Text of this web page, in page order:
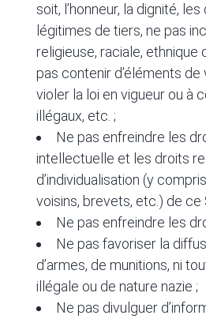
soit, l’honneur, la dignité,
légitimes de tiers, ne pas
religieuse, raciale, ethnique
pas contenir d’éléments de
violer la loi en vigueur ou à
illégaux, etc. ;
Ne pas enfreindre les
intellectuelle et les droits
d’individualisation (y
voisins, brevets, etc.) de
Ne pas enfreindre les
Ne pas favoriser la
d’armes, de munitions, ni
illégale ou de nature nazie ;
Ne pas divulguer